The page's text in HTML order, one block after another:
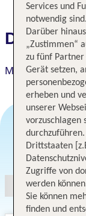
Das
Mercure Hotel
Services und
notwendig sind.
Darüber
„Zustimmen“
zu fünf
Gerät setzen,
erheben und
unserer
vorzuschlagen
Drittstaaten
Zugriffe von
werden
Sie können
finden und